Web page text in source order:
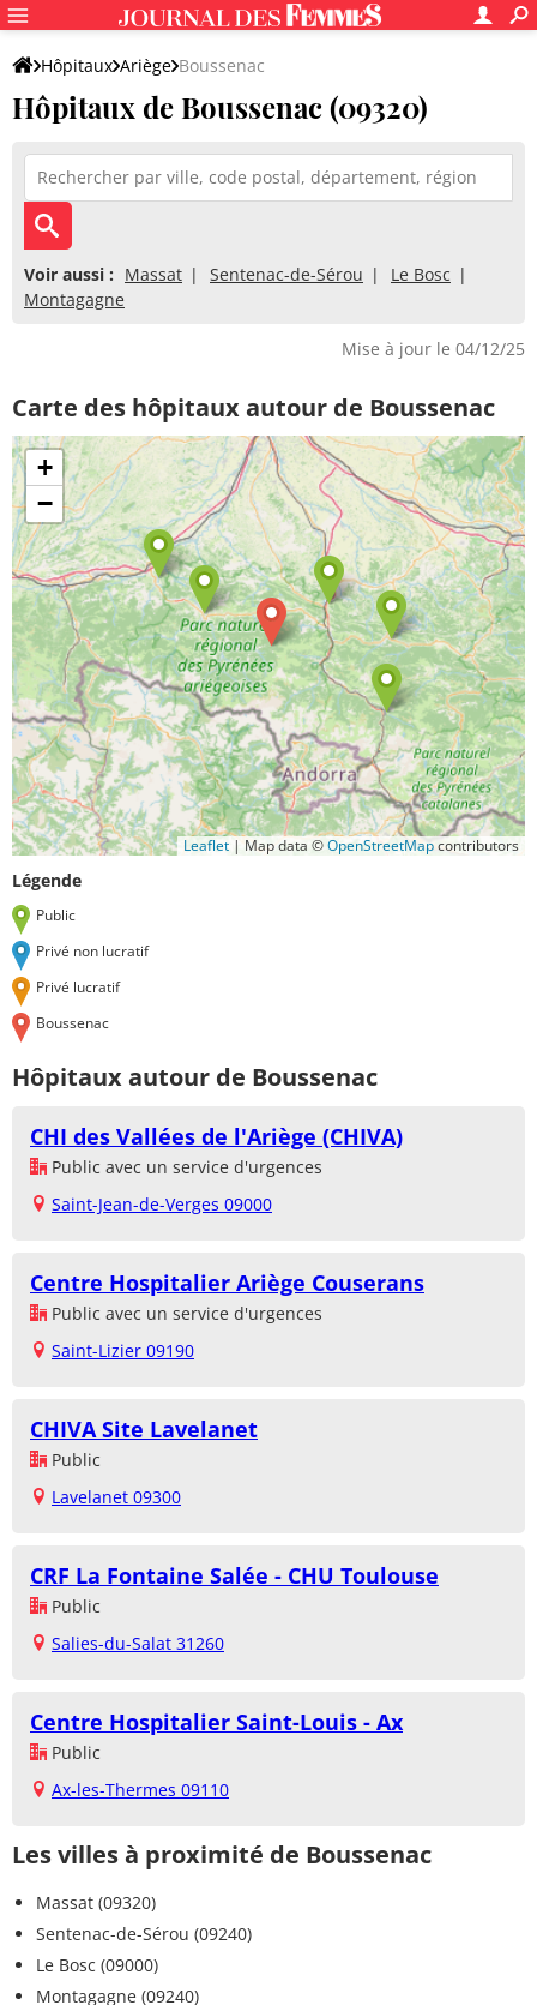
Hôpitaux Ariège Boussenac
Hôpitaux de Boussenac (09320)
Voir aussi : Massat Sentenac-de-Sérou
Le Bosc
Montagagne
Mise à jour le 04/12/25
Carte des hôpitaux autour de Boussenac
+
−
Leaflet | Map data ©OpenStreetMapcontributors
Légende
Public
Privé non lucratif
Privé lucratif
Boussenac
Hôpitaux autour de Boussenac
CHI des Vallées de l'Ariège (CHIVA)
Public avec un service d'urgences
Saint-Jean-de-Verges 09000
Centre Hospitalier Ariège Couserans
Public avec un service d'urgences
Saint-Lizier 09190
CHIVA Site Lavelanet
Public
Lavelanet 09300
CRF La Fontaine Salée - CHU Toulouse
Public
Salies-du-Salat 31260
Centre Hospitalier Saint-Louis - Ax
Public
Ax-les-Thermes 09110
Les villes à proximité de Boussenac
Massat (09320)
Sentenac-de-Sérou (09240)
Le Bosc (09000)
Montagagne (09240)